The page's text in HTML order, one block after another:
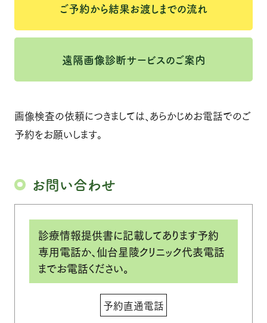
施設紹介
クリニック概要
院長・医師の紹介
ご予約・お問い合わせ
お知らせ
個人情報保護方針
ご予約から結果お渡しまでの流
れ
星陵クリニックグループ
居宅介護支援事務所
へ
ホーム
ご予約から結果お渡しまでの流れ
遠隔画像診断サービスのご案内
画像検査の依頼につきましては、あらかじめお電話でのご
予約をお願いします。
お問い合わせ
診療情報提供書に記載してあります予約
専用電話か、仙台星陵クリニック代表電話
までお電話ください。
予約直通電話